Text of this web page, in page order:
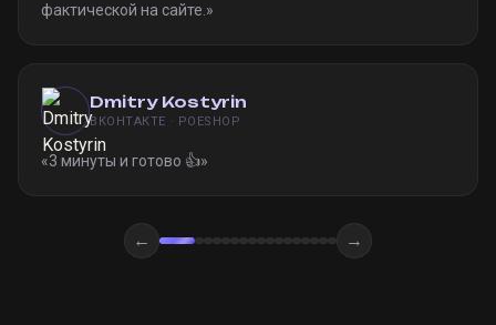
фактической на сайте. »
Dmitry Kostyrin
ВКОНТАКТЕ · POESHOP
«3 минуты и готово 👍»
← →